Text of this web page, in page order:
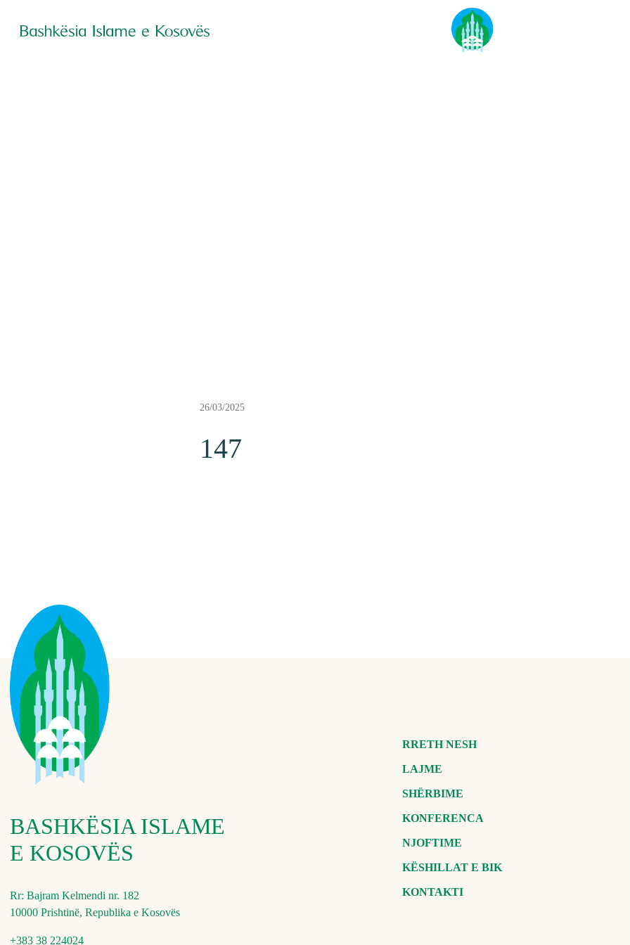
26/03/2025
147
BASHKËSIA ISLAME
E KOSOVËS
Rr: Bajram Kelmendi nr. 182
10000 Prishtinë, Republika e Kosovës
+383 38 224024
RRETH NESH
LAJME
SHËRBIME
KONFERENCA
NJOFTIME
KËSHILLAT E BIK
KONTAKTI